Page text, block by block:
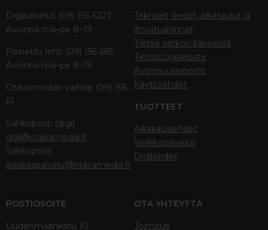
Digipalvelut (09) 156 6227
Avoinna ma–pe 8–19
Painettu lehti (09) 156 665
Avoinna ma–pe 8–19
Otavamedian vaihde (09) 156
61
Sähköposti (digi)
digi@otavamedia.fi
Sähköposti
asiakaspalvelu@otavamedia.fi
Tekniset tiedot, aikataulut ja
ilmoitushinnat
Tietoa verkon kävijöistä
Tietosuojaseloste
Avoimuusraportti
Käyttöehdot
TUOTTEET
Aikakauslehdet
Verkkopalvelut
Digilehdet
POSTIOSOITE
Uudenmaankatu 10
OTA YHTEYTTÄ
Toimitus